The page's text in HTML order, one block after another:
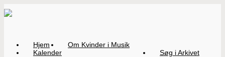
Hjem
Om Kvinder i Musik
Kalender
Søg i Arkivet